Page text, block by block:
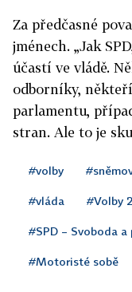
Za předčasné
jménech. „Jak
účastí ve vládě.
odborníky,
parlamentu,
stran. Ale to je
#volby
#vláda #Volby
#SPD – Svoboda
#Motoristé sobě